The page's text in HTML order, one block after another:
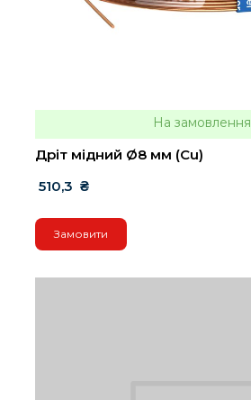
На замовлення
Дріт мідний Ø8 мм (Cu)
510,3  ₴
Замовити